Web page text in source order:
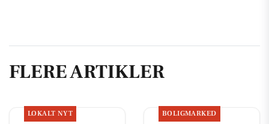
FLERE ARTIKLER
LOKALT NYT BOLIGMARKED